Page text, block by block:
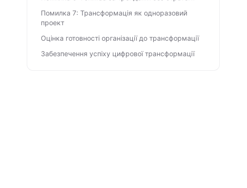
Помилка 7: Трансформація як одноразовий
проект
Оцінка готовності організації до трансформації
Забезпечення успіху цифрової трансформації